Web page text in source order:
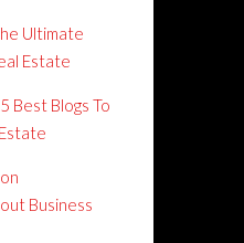
Ultimate
Estate
Best Blogs To
Business